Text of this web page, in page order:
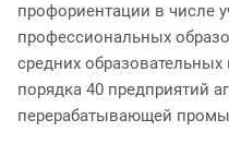
профориентации в числе
профессиональных
средних
порядка 40 предприятий
перерабатывающей